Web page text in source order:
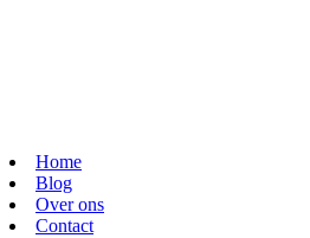
Home
Blog
Over ons
Contact